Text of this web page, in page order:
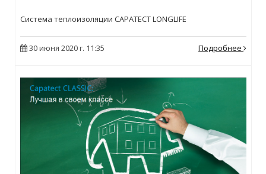
Cистема теплоизоляции CAPATECT LONGLIFE
30 июня 2020 г. 11:35 Подробнее